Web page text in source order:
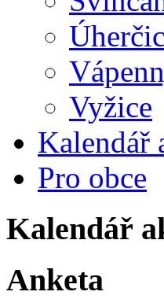
Vyžice
Kalendář
Pro obce
Kalendář
Anketa